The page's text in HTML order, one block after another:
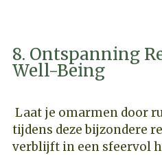
8. Ontspanning
Well-Being
Laat je omarmen door
tijdens deze bijzondere
verblijft in een sfeervol